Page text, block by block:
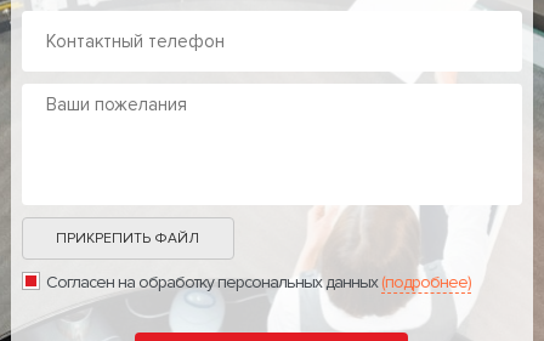
ПРИКРЕПИТЬ ФАЙЛ
Согласен на обработку персональных данных(подробнее)